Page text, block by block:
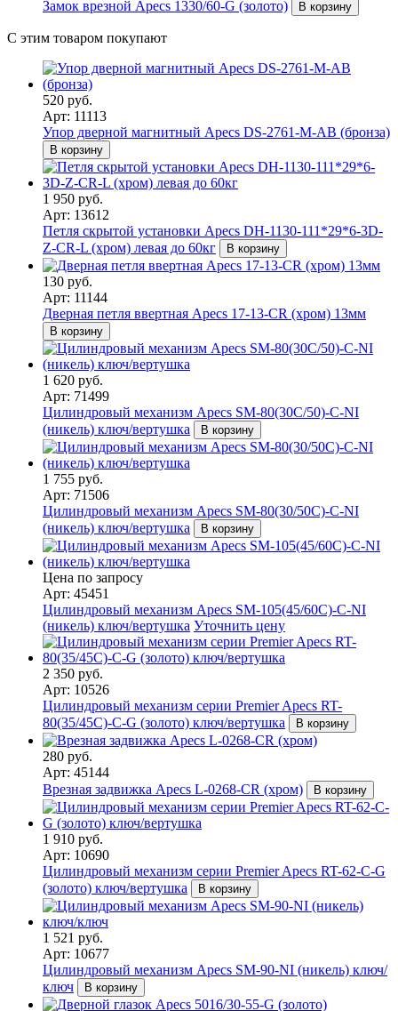
Замок врезной Apecs 1330/60-G (золото) В корзину
С этим товаром покупают
520 руб.
Арт: 11113
Упор дверной магнитный Apecs DS-2761-M-AB (бронза)
В корзину
1 950 руб.
Арт: 13612
Петля скрытой установки Apecs DH-1130-111*29*6-3D-
Z-CR-L (хром) левая до 60кг
В корзину
130 руб.
Арт: 11144
Дверная петля ввертная Apecs 17-13-CR (хром) 13мм
В корзину
1 620 руб.
Арт: 71499
Цилиндровый механизм Apecs SM-80(30C/50)-C-NI
(никель) ключ/вертушка
В корзину
1 755 руб.
Арт: 71506
Цилиндровый механизм Apecs SM-80(30/50C)-C-NI
(никель) ключ/вертушка
В корзину
Цена по запросу
Арт: 45451
Цилиндровый механизм Apecs SM-105(45/60С)-C-NI
(никель) ключ/вертушка Уточнить цену
2 350 руб.
Арт: 10526
Цилиндровый механизм серии Premier Apecs RT-
80(35/45C)-C-G (золото) ключ/вертушка
В корзину
280 руб.
Арт: 45144
Врезная задвижка Apecs L-0268-CR (хром)
В корзину
1 910 руб.
Арт: 10690
Цилиндровый механизм серии Premier Apecs RT-62-C-G
(золото) ключ/вертушка
В корзину
1 521 руб.
Арт: 10677
Цилиндровый механизм Apecs SM-90-NI (никель) ключ/
ключ
В корзину